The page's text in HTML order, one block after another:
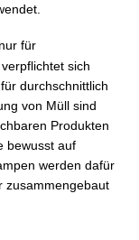
für
sich
durchschnittlich
von Müll sind
Produkten
bewusst auf
werden dafür
zusammengebaut